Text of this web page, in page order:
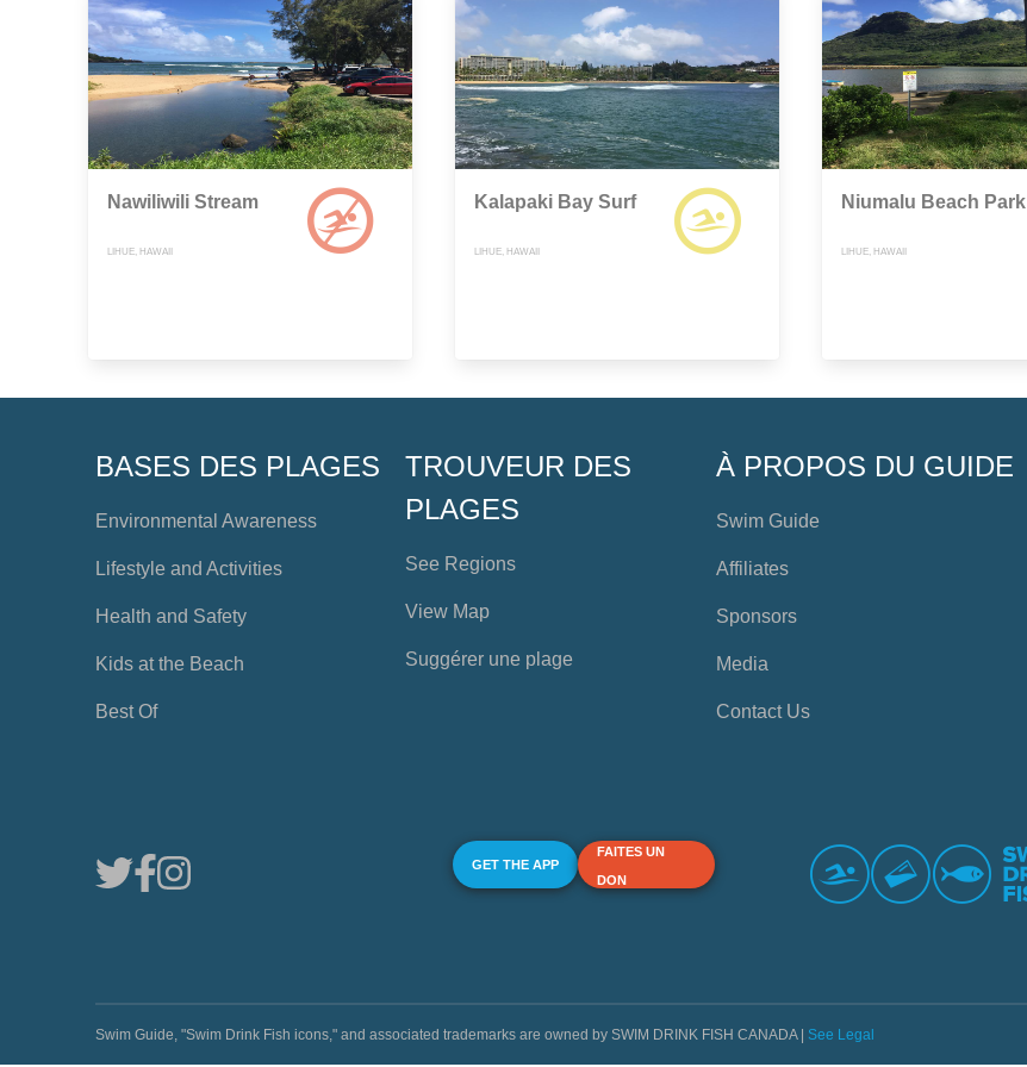
Nawiliwili Stream
LIHUE, HAWAII
Kalapaki Bay Surf
LIHUE, HAWAII
Niumalu Beach Park
LIHUE, HAWAII
BASES DES PLAGES
Environmental Awareness
Lifestyle and Activities
Health and Safety
Kids at the Beach
Best Of
TROUVEUR DES
PLAGES
See Regions
View Map
Suggérer une plage
À PROPOS DU GUIDE
Swim Guide
Affiliates
Sponsors
Media
Contact Us
GET THE APP
FAITES UN
DON
Swim Guide, "Swim Drink Fish icons," and associated trademarks are owned by SWIM DRINK FISH CANADA | See Legal